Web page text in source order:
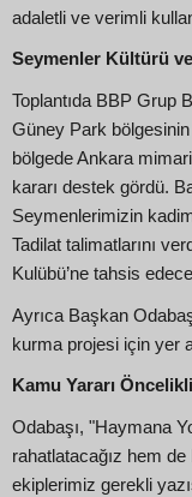
adaletli ve verimli
Seymenler Kültürü
Toplantıda BBP Grup
Güney Park
bölgede Ankara
kararı destek gördü.
Seymenlerimizin
Tadilat talimatlarını
Kulübü’ne tahsis
Ayrıca Başkan
kurma projesi için yer
Kamu Yararı
Odabaşı, "Haymana
rahatlatacağız hem
ekiplerimiz gerekli